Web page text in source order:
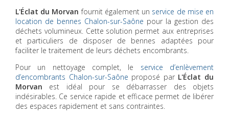
L'Éclat du Morvan fournit également un service de mise en
location de bennes Chalon-sur-Saône pour la gestion des
déchets volumineux. Cette solution permet aux entreprises
et particuliers de disposer de bennes adaptées pour
faciliter le traitement de leurs déchets encombrants.
Pour un nettoyage complet, le service d’enlèvement
d’encombrants Chalon-sur-Saône proposé par L'Éclat du
Morvan est idéal pour se débarrasser des objets
indésirables. Ce service rapide et efficace permet de libérer
des espaces rapidement et sans contraintes.